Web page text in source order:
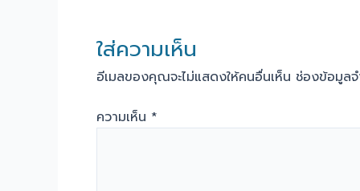
ใส่ความเห็น
อีเมลของคุณจะไม่แสดงให้คนอื่นเห็น ช่องข้อมูล
ความเห็น *